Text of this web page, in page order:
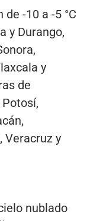
-10 a -5 °C
y Durango,
y
de
Veracruz y
nublado